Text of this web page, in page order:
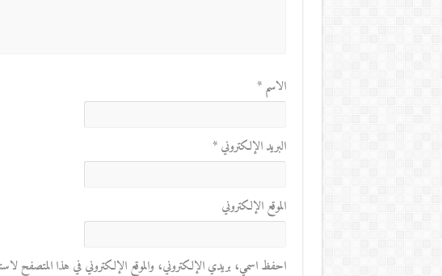
الاسم*
البريد الإلكتروني*
الموقع الإلكتروني
احفظ اسمي، بريدي الإلكتروني، والموقع الإلكتروني في هذا المتصفح